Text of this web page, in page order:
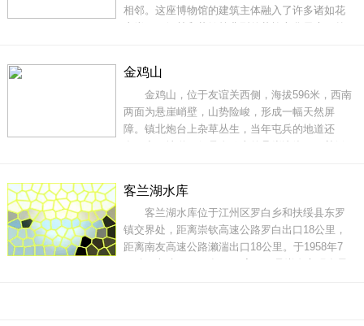
相邻。这座博物馆的建筑主体融入了许多诸如花
山岩画、铜鼓和壮锦等典型的壮族文化元素，外
列”和“壮族历史文化展”两个主要展览，这也是博
物馆的精华之所在。其中，壮族历史文化展
金鸡山
金鸡山，位于友谊关西侧，海拔596米，西南
两面为悬崖峭壁，山势险峻，形成一幅天然屏
障。镇北炮台上杂草丛生，当年屯兵的地道还
在，出了地道，便是金鸡山的悬崖边缘，一尊锈
鼎立之势，这就是兵书上所说的“守关之兵家要
地”。各山头高高耸立的雷达不停摆动环视四周，
成行成排的天线
客兰湖水库
客兰湖水库位于江州区罗白乡和扶绥县东罗
镇交界处，距离崇钦高速公路罗白出口18公里，
距离南友高速公路濑湍出口18公里。于1958年7